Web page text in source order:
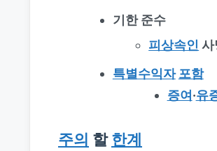
기한 준수
피상속인 사
특별수익자 포함
증여 ·유
주의 할한계